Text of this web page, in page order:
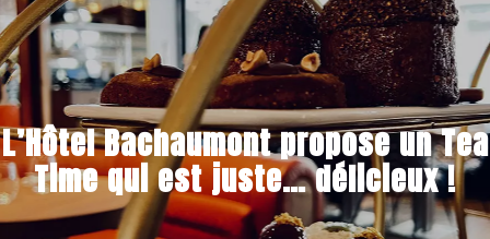
L’Hôtel Bachaumont propose un Tea
Time qui est juste… délicieux !